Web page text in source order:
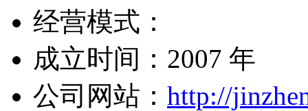
经营模式：
成立时间：2007 年
公司网站： http://